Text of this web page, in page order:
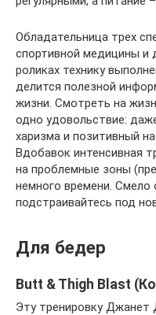
Обладательница трех
спортивной медицины и
роликах технику
делится полезной
жизни. Смотреть на
одно удовольствие:
харизма и позитивный
Вдобавок интенсивная
на проблемные зоны
немного времени. Смело
подстраивайтесь под
Для бедер
Butt & Thigh Blast
Эту тренировку Джанет